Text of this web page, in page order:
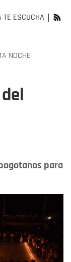
TE ESCUCHA
NOCHE
para